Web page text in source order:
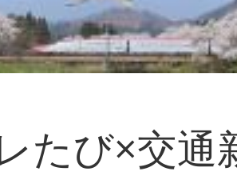
たび×交通